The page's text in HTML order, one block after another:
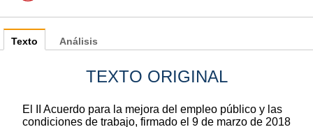
Texto
TEXTO ORIGINAL
El II Acuerdo para la mejora del empleo público y las
condiciones de trabajo, firmado el 9 de marzo de 2018
Análisis